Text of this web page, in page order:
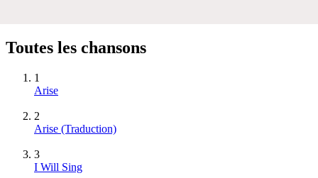
Toutes les chansons
1
Arise
2
Arise (Traduction)
3
I Will Sing